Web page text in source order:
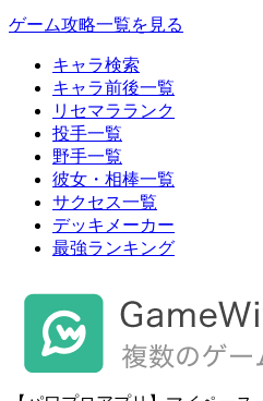
ゲーム攻略一覧を見る
キャラ検索
キャラ前後一覧
リセマラランク
投手一覧
野手一覧
彼女・相棒一覧
サクセス一覧
デッキメーカー
最強ランキング